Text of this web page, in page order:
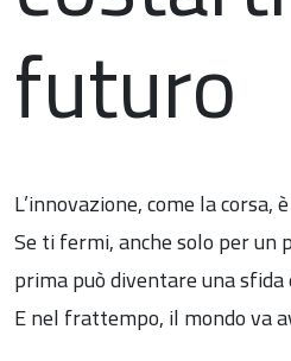
futuro
L’innovazione, come la corsa,
Se ti fermi, anche solo per un
prima può diventare una sfida
E nel frattempo, il mondo va